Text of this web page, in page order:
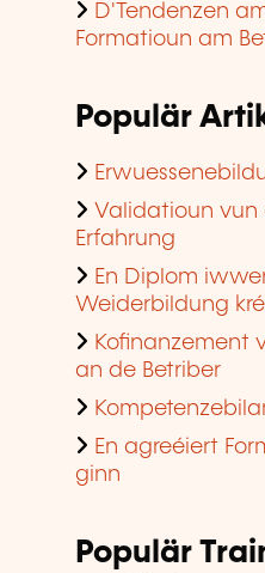
D'Tendenzen
Formatioun am
Populär
Validatioun vun
Erfahrung
En Diplom
Weiderbildung
Kofinanzement
an de Betriber
En agreéiert
ginn
Populär